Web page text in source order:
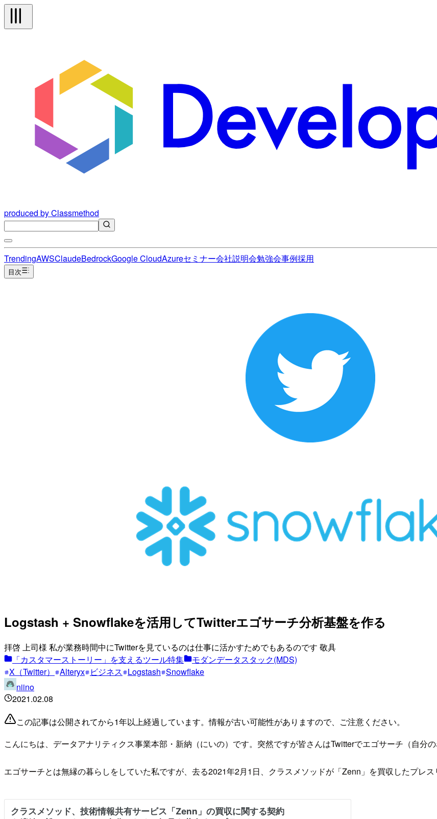
produced by Classmethod
TrendingAWSClaudeBedrockGoogle CloudAzureセミナー会社説明会勉強会事例採用
目次
Logstash + Snowflakeを活用してTwitterエゴサーチ分析基盤を作る
拝啓 上司様 私が業務時間中にTwitterを見ているのは仕事に活かすためでもあるのです 敬具
「カスタマーストーリー」を支えるツール特集
モダンデータスタック(MDS)
X（Twitter）
Alteryx ビジネス Logstash Snowflake
niino
2021.02.08
この記事は公開されてから1年以上経過しています。情報が古い可能性がありますので、ご注意ください。
こんにちは、データアナリティクス事業本部・新納（にいの）です。突然ですが皆さんはTwitterでエゴサーチ（自分
エゴサーチとは無縁の暮らしをしていた私ですが、去る2021年2月1日、クラスメソッドが「Zenn」を買収したプレス